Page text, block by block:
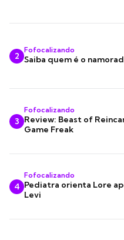
2
Fofocalizando
Saiba quem é o
3
Fofocalizando
Review: Beast of
Game Freak
4
Fofocalizando
Pediatra orienta Lore
Levi